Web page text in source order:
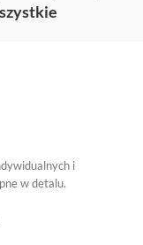
i
w detalu.